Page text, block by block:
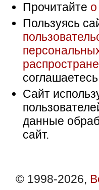
Прочитайте
Пользуясь
Сайт
данные
сайт.
© 1998-2026,